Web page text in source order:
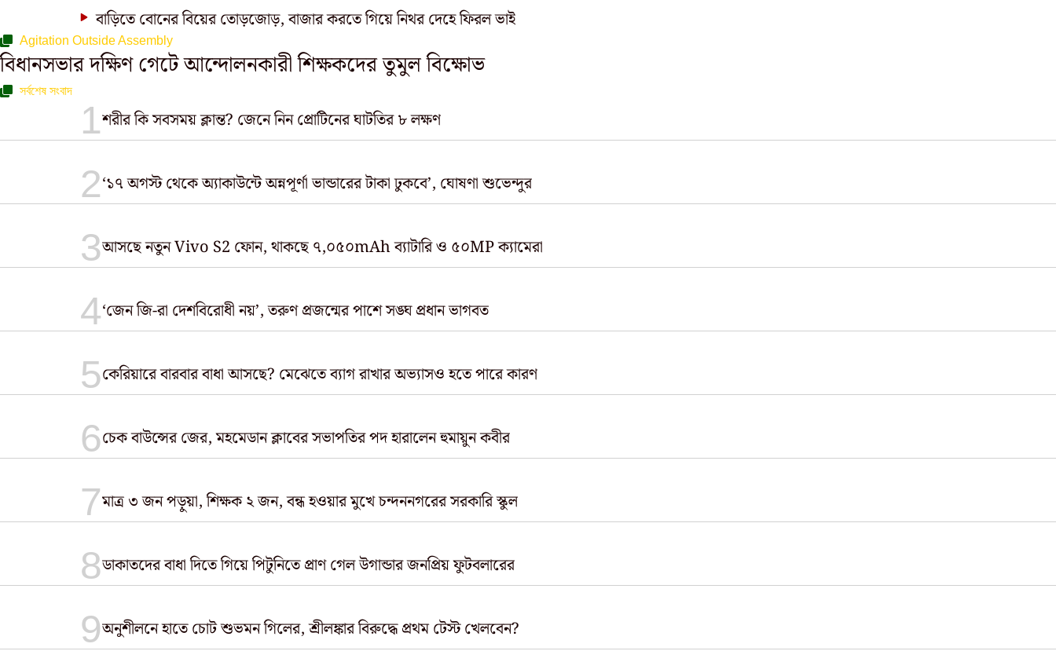
বাড়িতে বোনের বিয়ের তোড়জোড়, বাজার করতে গিয়ে নিথর দেহে ফিরল ভাই
Agitation Outside Assembly
বিধানসভার দক্ষিণ গেটে আন্দোলনকারী শিক্ষকদের তুমুল বিক্ষোভ
সর্বশেষ সংবাদ
শরীর কি সবসময় ক্লান্ত? জেনে নিন প্রোটিনের ঘাটতির ৮ লক্ষণ
‘১৭ অগস্ট থেকে অ্যাকাউন্টে অন্নপূর্ণা ভান্ডারের টাকা ঢুকবে’, ঘোষণা শুভেন্দুর
আসছে নতুন Vivo S2 ফোন, থাকছে ৭,০৫০mAh ব্যাটারি ও ৫০MP ক্যামেরা
‘জেন জি-রা দেশবিরোধী নয়’, তরুণ প্রজন্মের পাশে সঙ্ঘ প্রধান ভাগবত
কেরিয়ারে বারবার বাধা আসছে? মেঝেতে ব্যাগ রাখার অভ্যাসও হতে পারে কারণ
চেক বাউন্সের জের, মহমেডান ক্লাবের সভাপতির পদ হারালেন হুমায়ুন কবীর
মাত্র ৩ জন পড়ুয়া, শিক্ষক ২ জন, বন্ধ হওয়ার মুখে চন্দননগরের সরকারি স্কুল
ডাকাতদের বাধা দিতে গিয়ে পিটুনিতে প্রাণ গেল উগান্ডার জনপ্রিয় ফুটবলারের
অনুশীলনে হাতে চোট শুভমন গিলের, শ্রীলঙ্কার বিরুদ্ধে প্রথম টেস্ট খেলবেন?